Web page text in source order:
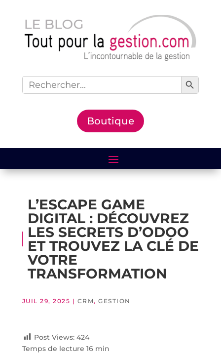
Search
for:
Search Button
Boutique
L’ESCAPE GAME
DIGITAL : DÉCOUVREZ
LES SECRETS D’ODOO
ET TROUVEZ LA CLÉ DE
VOTRE
TRANSFORMATION
JUIL 29, 2025 | CRM,GESTION
Post Views: 424
Temps de lecture 16 min